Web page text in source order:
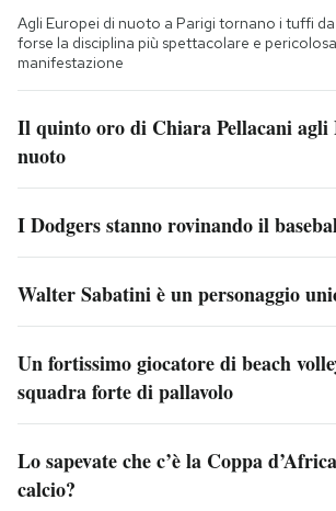
Agli Europei di nuoto a Parigi tornano i tuffi
forse la disciplina più spettacolare e
manifestazione
Il quinto oro di Chiara Pellacani agli
nuoto
I Dodgers stanno rovinando il
Walter Sabatini è un personaggio
Un fortissimo giocatore di beach
squadra forte di pallavolo
Lo sapevate che c’è la Coppa
calcio?